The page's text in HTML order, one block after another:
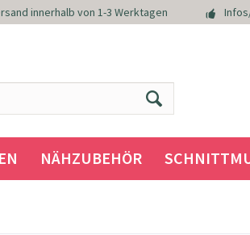
innerhalb von 1-3 Werktagen
NÄHZUBEHÖR